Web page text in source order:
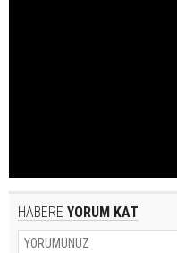
HABERE YORUM KAT